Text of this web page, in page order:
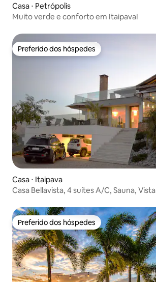
Casa ⋅ Petrópolis
Muito verde e conforto em Itaipava!
Preferido dos hóspedes
Preferido dos hóspedes
Casa ⋅ Itaipava
Casa Bellavista, 4 suítes A/C, Sauna, Vista
Preferido dos hóspedes
Preferido dos hóspedes